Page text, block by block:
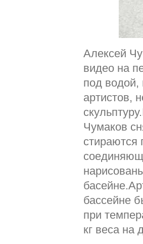
Алексей
видео на
под водой,
артистов,
Чумаков
стираются
бассейне
при
кг веса на